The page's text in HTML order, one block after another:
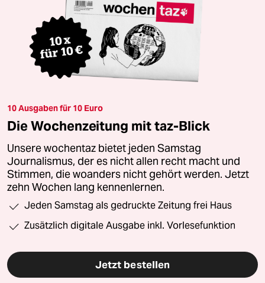
10 Ausgaben für 10 Euro
Die Wochenzeitung mit taz-Blick
Unsere wochentaz bietet jeden Samstag
Journalismus, der es nicht allen recht macht und
Stimmen, die woanders nicht gehört werden. Jetzt
zehn Wochen lang kennenlernen.
Jeden Samstag als gedruckte Zeitung frei Haus
Zusätzlich digitale Ausgabe inkl. Vorlesefunktion
Jetzt bestellen